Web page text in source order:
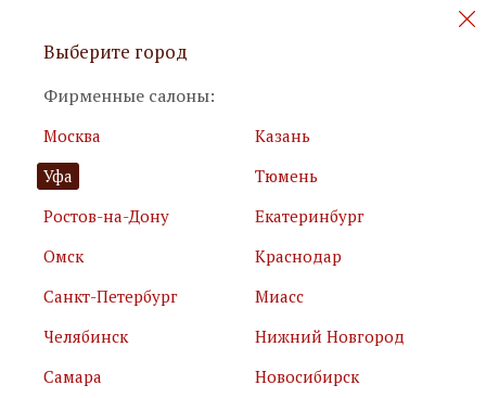
Персональные акции и новинки
Я принимаю
условия использования сайта
Я соглашаюсь сполитикой обработки персональных
Подписаться
Выберите город
Фирменные салоны:
Москва
Казань
Уфа
Тюмень
Ростов-на-Дону
Екатеринбург
Омск
Краснодар
Санкт-Петербург
Миасс
Челябинск
Нижний Новгород
Самара
Новосибирск